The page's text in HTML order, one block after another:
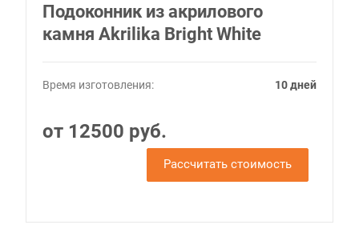
Подоконник из акрилового
камня Akrilika Bright White
Время изготовления: 10 дней
от 12500 руб.
Рассчитать стоимость